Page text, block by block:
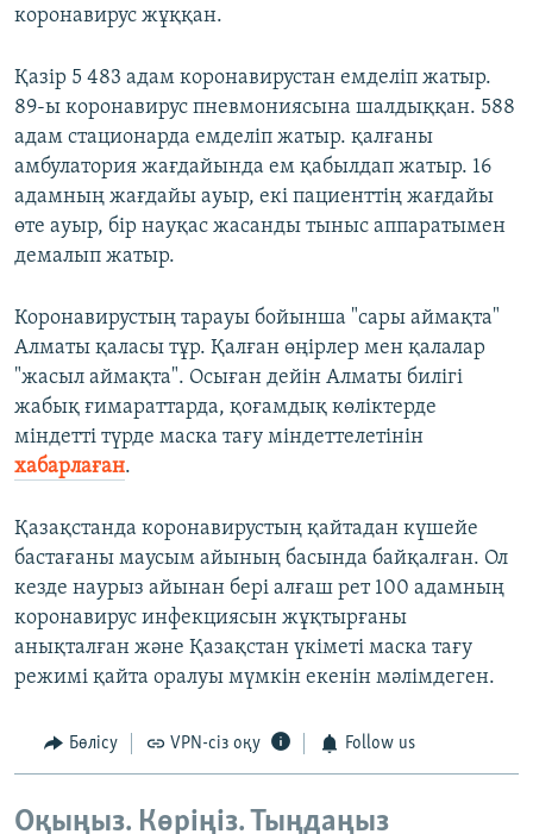
коронавирус жұққан.
Қазір 5 483 адам коронавирустан емделіп жатыр.
89-ы коронавирус пневмониясына шалдыққан. 588
адам стационарда емделіп жатыр. қалғаны
амбулатория жағдайында ем қабылдап жатыр. 16
адамның жағдайы ауыр, екі пациенттің жағдайы
өте ауыр, бір науқас жасанды тыныс аппаратымен
демалып жатыр.
Коронавирустың тарауы бойынша "сары аймақта"
Алматы қаласы тұр. Қалған өңірлер мен қалалар
"жасыл аймақта". Осыған дейін Алматы билігі
жабық ғимараттарда, қоғамдық көліктерде
міндетті түрде маска тағу міндеттелетінін
хабарлаған.
Қазақстанда коронавирустың қайтадан күшейе
бастағаны маусым айының басында байқалған. Ол
кезде наурыз айынан бері алғаш рет 100 адамның
коронавирус инфекциясын жұқтырғаны
анықталған және Қазақстан үкіметі маска тағу
режимі қайта оралуы мүмкін екенін мәлімдеген.
Бөлісу VPN-сіз оқу Follow us
Оқыңыз. Көріңіз. Тыңдаңыз